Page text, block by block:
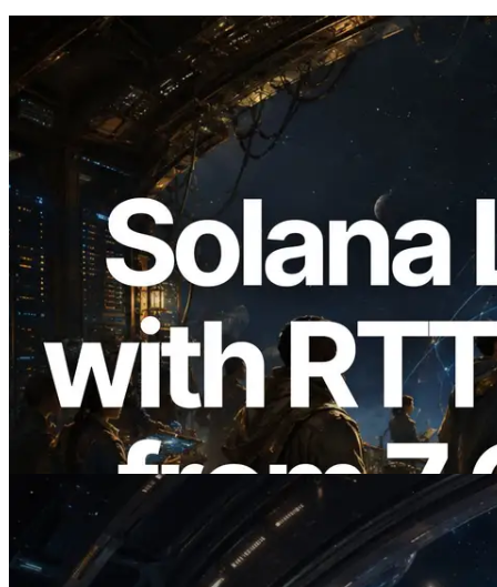
2026.08.05
ERPC amplía la Leader Slot API de
Solana con medición de ping desde 7
regiones globales — También se lanza la
Validators Information API
Leer este artículo